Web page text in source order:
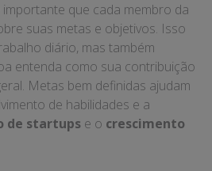
que cada membro da
suas metas e objetivos. Isso
diário, mas também
entenda como sua contribuição
Metas bem definidas ajudam
de habilidades e a
de startups e o crescimento